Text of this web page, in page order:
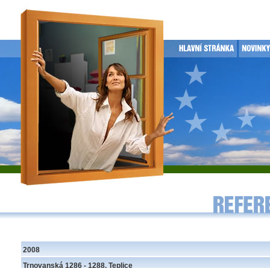
2008
Trnovanská 1286 - 1288, Teplice